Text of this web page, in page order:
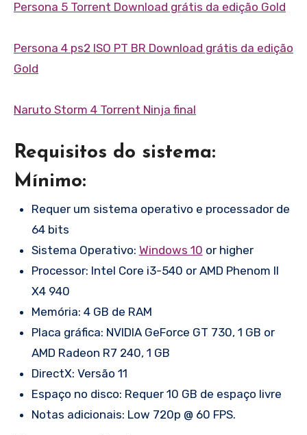
Persona 5 Torrent Download grátis da edição Gold
Persona 4 ps2 ISO PT BR Download grátis da edição
Gold
Naruto Storm 4 Torrent Ninja final
Requisitos do sistema:
Mínimo:
Requer um sistema operativo e processador de
64 bits
Sistema Operativo: Windows 10 or higher
Processor: Intel Core i3-540 or AMD Phenom II
X4 940
Memória: 4 GB de RAM
Placa gráfica: NVIDIA GeForce GT 730, 1 GB or
AMD Radeon R7 240, 1 GB
DirectX: Versão 11
Espaço no disco: Requer 10 GB de espaço livre
Notas adicionais: Low 720p @ 60 FPS.